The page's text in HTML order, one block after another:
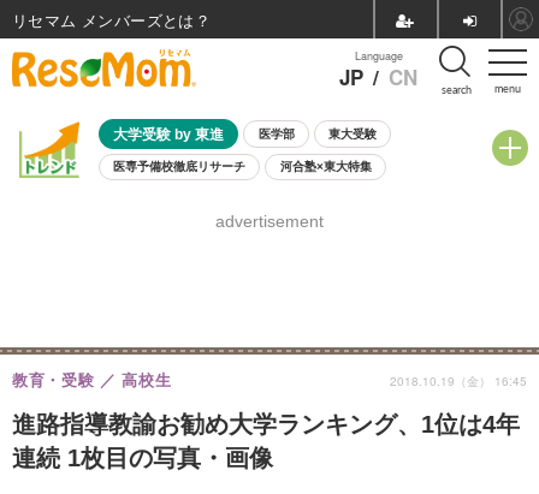
menu
Language
JP / CN search
大学受験 by 東進 医学部 東大受験
医専予備校徹底リサーチ 河合塾×東大特集
8月開催学校説明会・相談会
advertisement
進路指導教諭お勧め大学ランキング、1位は4年
連続 1枚目の写真・画像
教育・受験 高校生 2018.10.19（金） 16:45
リセマム メンバーズ